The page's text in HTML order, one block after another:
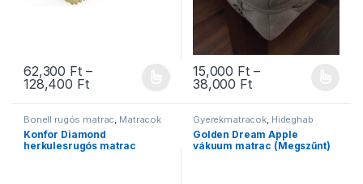
62,300 Ft –
128,400 FtÁrtartomány: 62,300 Ft - 128,400 Ft
Ennek a terméknek több variációja van. A változatok a
15,000 Ft –
38,000 FtÁrtartomány:
Ennek a terméknek több
Bonell rugós matrac, Matracok
Konfor Diamond
herkulesrugós matrac
Gyerekmatracok, Hideghab
matracok, Matracok Ortopéd
matracok,Szivacs matracok
Vákuum matracok
Golden Dream Apple
vákuum matrac (Megszűnt)